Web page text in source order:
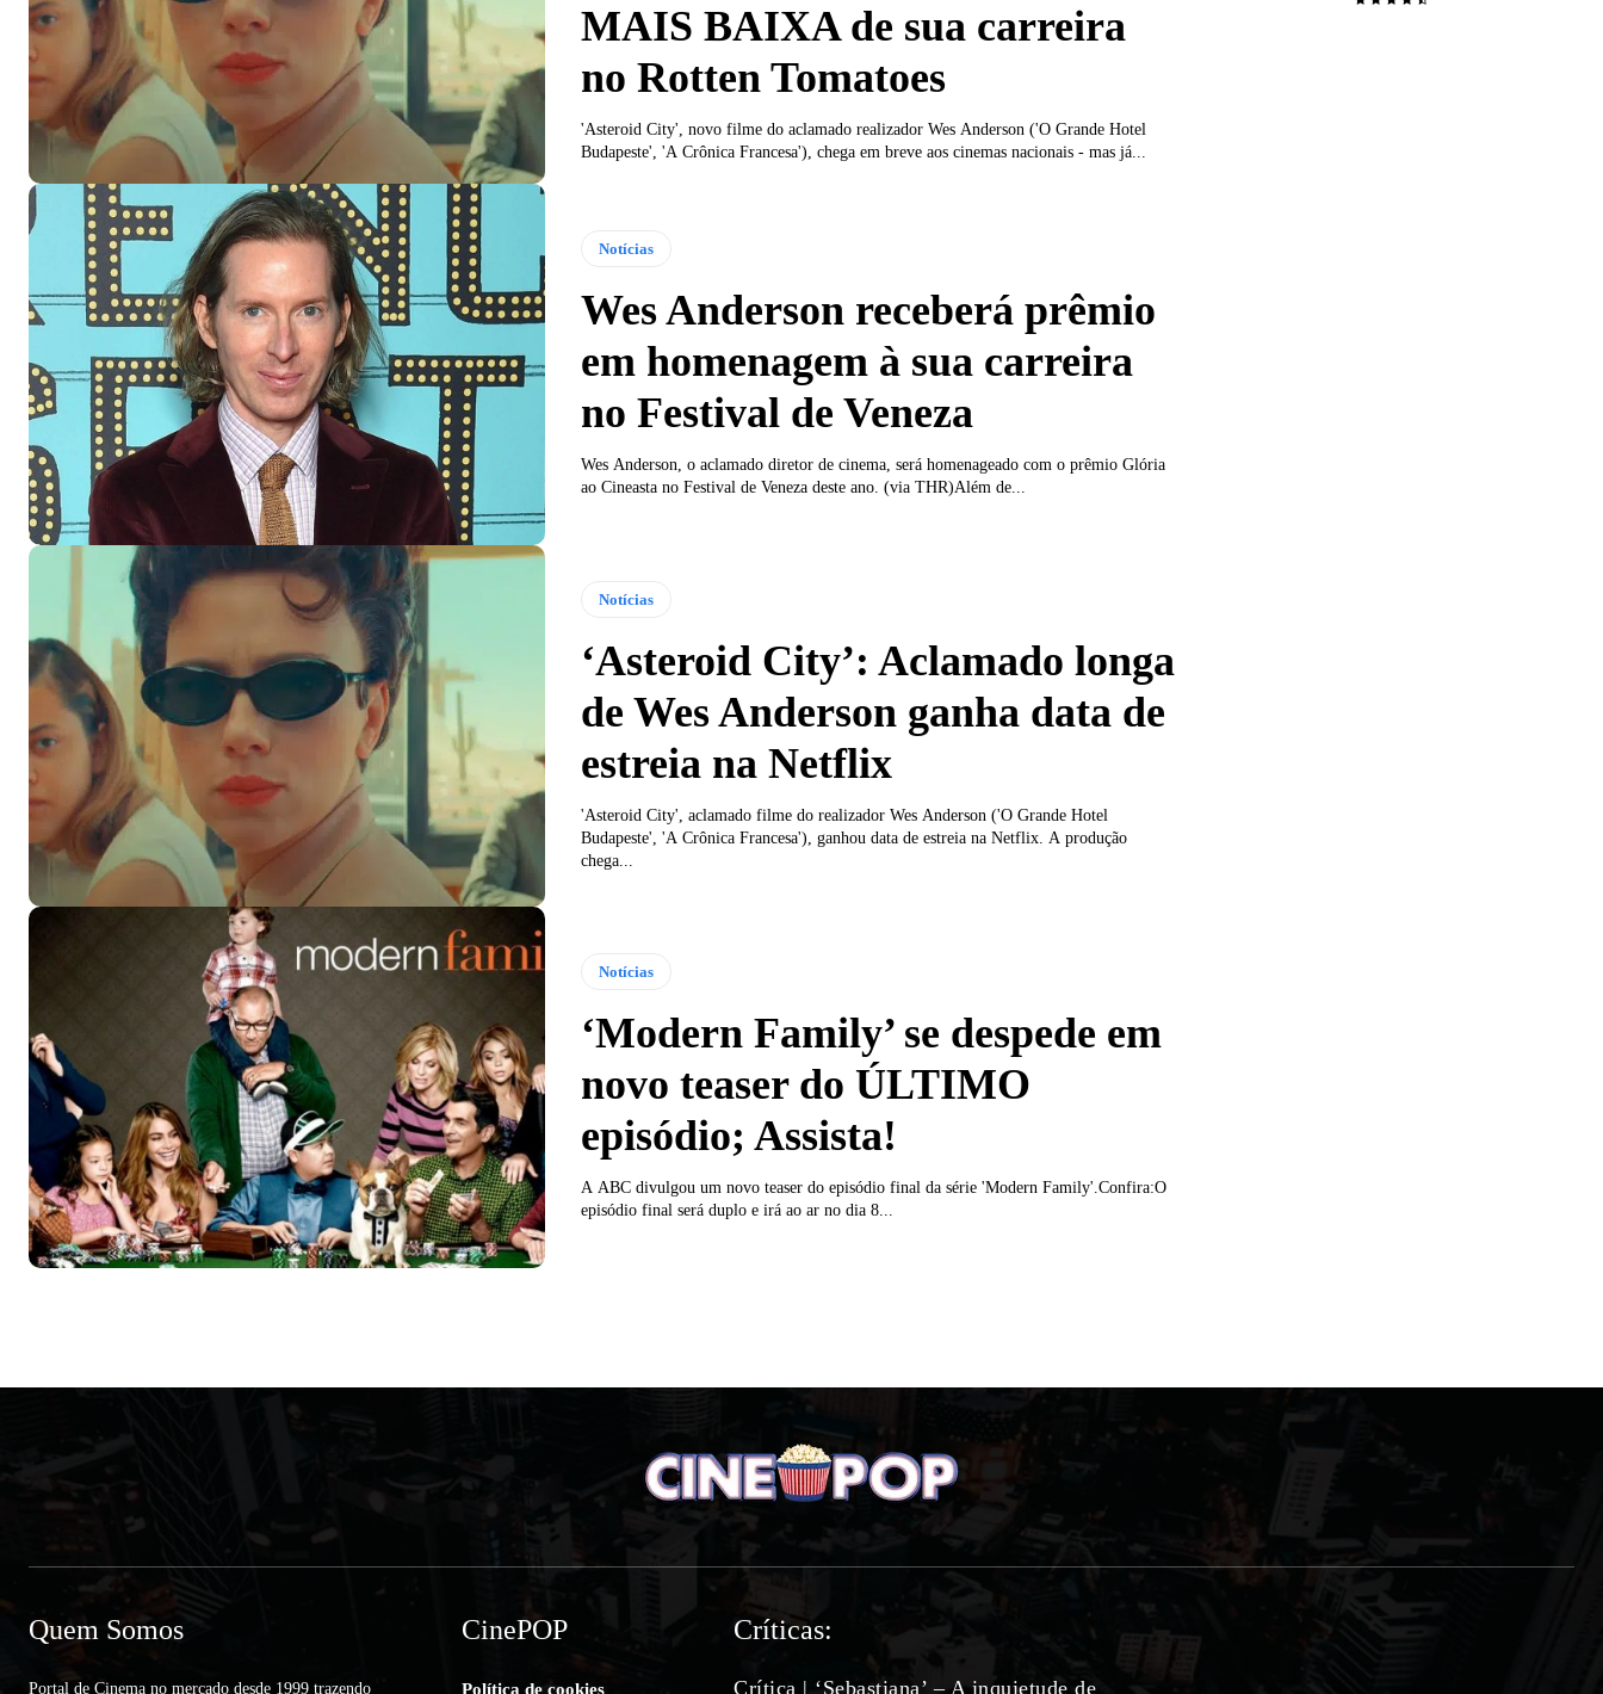
MAIS BAIXA de sua carreira
no Rotten Tomatoes
'Asteroid City', novo filme do aclamado realizador Wes Anderson ('O Grande Hotel
Budapeste', 'A Crônica Francesa'), chega em breve aos cinemas nacionais - mas já...
Notícias
Wes Anderson receberá prêmio
em homenagem à sua carreira
no Festival de Veneza
Wes Anderson, o aclamado diretor de cinema, será homenageado com o prêmio Glória
ao Cineasta no Festival de Veneza deste ano. (via THR)Além de...
Notícias
‘Asteroid City’: Aclamado longa
de Wes Anderson ganha data de
estreia na Netflix
'Asteroid City', aclamado filme do realizador Wes Anderson ('O Grande Hotel
Budapeste', 'A Crônica Francesa'), ganhou data de estreia na Netflix. A produção
chega...
Notícias
‘Modern Family’ se despede em
novo teaser do ÚLTIMO
episódio; Assista!
A ABC divulgou um novo teaser do episódio final da série 'Modern Family'.Confira:O
episódio final será duplo e irá ao ar no dia 8...
Quem Somos
Portal de Cinema no mercado desde 1999 trazendo
CinePOP
Política de cookies
Críticas:
Crítica | ‘Sebastiana’ – A inquietude de